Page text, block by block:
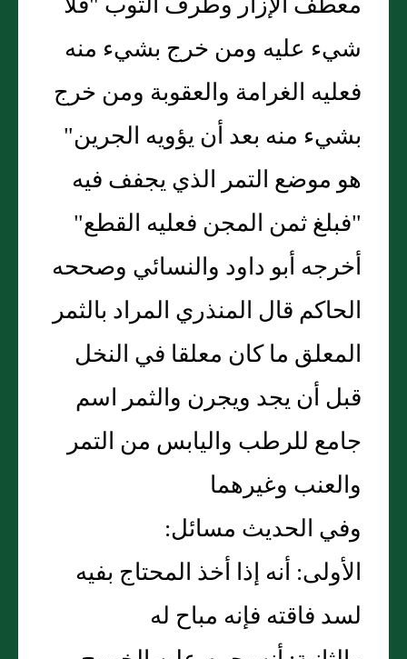
شيء عليه ومن خرج بشيء منه
فعليه الغرامة والعقوبة ومن خرج
بشيء منه بعد أن يؤويه الجرين"
هو موضع التمر الذي يجفف فيه
"فبلغ ثمن المجن فعليه القطع"
أخرجه أبو داود والنسائي وصححه
الحاكم قال المنذري المراد بالثمر
المعلق ما كان معلقا في النخل
قبل أن يجد ويجرن والثمر اسم
جامع للرطب واليابس من التمر
والعنب وغيرهما
وفي الحديث مسائل:
الأولى: أنه إذا أخذ المحتاج بفيه
لسد فاقته فإنه مباح له